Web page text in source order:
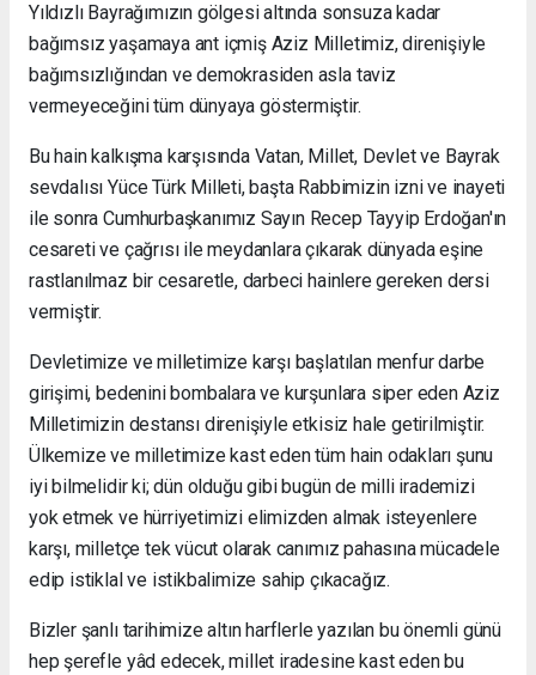
Yıldızlı Bayrağımızın gölgesi altında sonsuza kadar
bağımsız yaşamaya ant içmiş Aziz Milletimiz, direnişiyle
bağımsızlığından ve demokrasiden asla taviz
vermeyeceğini tüm dünyaya göstermiştir.
Bu hain kalkışma karşısında Vatan, Millet, Devlet ve Bayrak
sevdalısı Yüce Türk Milleti, başta Rabbimizin izni ve inayeti
ile sonra Cumhurbaşkanımız Sayın Recep Tayyip Erdoğan'ın
cesareti ve çağrısı ile meydanlara çıkarak dünyada eşine
rastlanılmaz bir cesaretle, darbeci hainlere gereken dersi
vermiştir.
Devletimize ve milletimize karşı başlatılan menfur darbe
girişimi, bedenini bombalara ve kurşunlara siper eden Aziz
Milletimizin destansı direnişiyle etkisiz hale getirilmiştir.
Ülkemize ve milletimize kast eden tüm hain odakları şunu
iyi bilmelidir ki; dün olduğu gibi bugün de milli irademizi
yok etmek ve hürriyetimizi elimizden almak isteyenlere
karşı, milletçe tek vücut olarak canımız pahasına mücadele
edip istiklal ve istikbalimize sahip çıkacağız.
Bizler şanlı tarihimize altın harflerle yazılan bu önemli günü
hep şerefle yâd edecek, millet iradesine kast eden bu